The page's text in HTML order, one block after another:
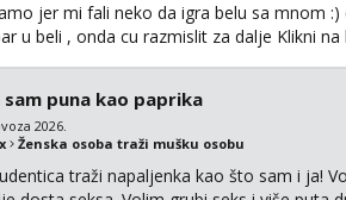
jer mi fali neko da igra belu sa mnom
u beli , onda cu razmislit za dalje Klikni
puna kao paprika
2026.
Ženska osoba traži mušku osobu
traži napaljenka kao što sam i ja!